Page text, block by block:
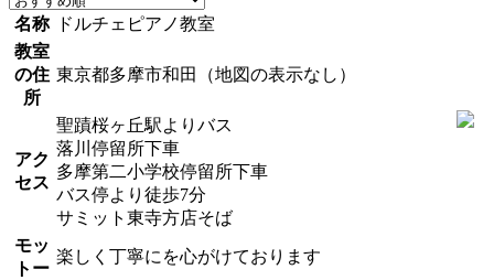
名称
ドルチェピアノ教室
教室
の住
所
東京都多摩市和田（地図の表示なし）
アク
セス
聖蹟桜ヶ丘駅よりバス
落川停留所下車
多摩第二小学校停留所下車
バス停より徒歩7分
サミット東寺方店そば
モッ
トー
楽しく丁寧にを心がけております